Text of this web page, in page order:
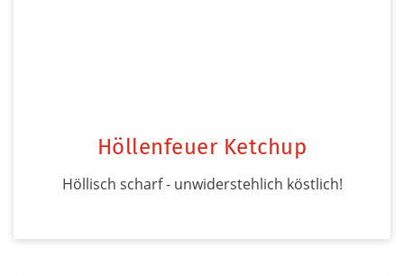
Höllenfeuer Ketchup
Höllisch scharf - unwiderstehlich köstlich!